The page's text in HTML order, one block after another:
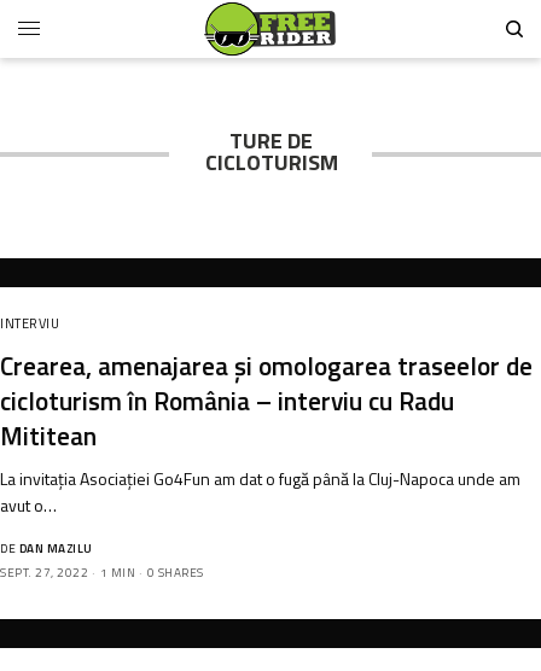
TURE DE
CICLOTURISM
INTERVIU
Crearea, amenajarea și omologarea traseelor de
cicloturism în România – interviu cu Radu
Mititean
La invitația Asociației Go4Fun am dat o fugă până la Cluj-Napoca unde am
avut o…
DE DAN MAZILU
SEPT. 27, 2022
1 MIN 0 SHARES